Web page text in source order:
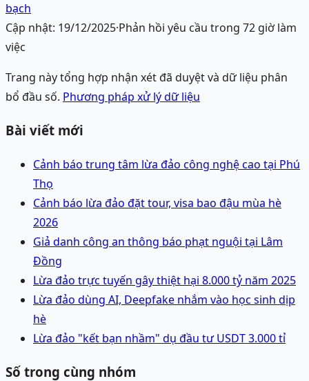
bạch
Cập nhật: 19/12/2025·Phản hồi yêu cầu trong 72 giờ làm
việc
Trang này tổng hợp nhận xét đã duyệt và dữ liệu phân
bổ đầu số. Phương pháp xử lý dữ liệu
Bài viết mới
Cảnh báo trung tâm lừa đảo công nghệ cao tại Phú
Thọ
Cảnh báo lừa đảo đặt tour, visa bao đậu mùa hè
2026
Giả danh công an thông báo phạt nguội tại Lâm
Đồng
Lừa đảo trực tuyến gây thiệt hại 8.000 tỷ năm 2025
Lừa đảo dùng AI, Deepfake nhắm vào học sinh dịp
hè
Lừa đảo "kết bạn nhầm" dụ đầu tư USDT 3.000 tỉ
Số trong cùng nhóm